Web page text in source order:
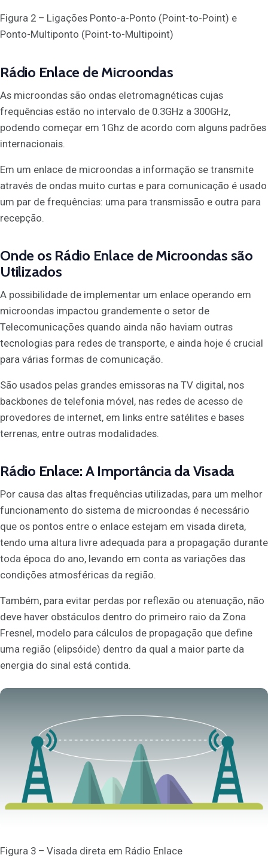
Figura 2 – Ligações Ponto-a-Ponto (Point-to-Point) e
Ponto-Multiponto (Point-to-Multipoint)
Rádio Enlace de Microondas
As microondas são ondas eletromagnéticas cujas
frequências estão no intervalo de 0.3GHz a 300GHz,
podendo começar em 1Ghz de acordo com alguns padrões
internacionais.
Em um enlace de microondas a informação se transmite
através de ondas muito curtas e para comunicação é usado
um par de frequências: uma para transmissão e outra para
recepção.
Onde os Rádio Enlace de Microondas são
Utilizados
A possibilidade de implementar um enlace operando em
microondas impactou grandemente o setor de
Telecomunicações quando ainda não haviam outras
tecnologias para redes de transporte, e ainda hoje é crucial
para várias formas de comunicação.
São usados pelas grandes emissoras na TV digital, nos
backbones de telefonia móvel, nas redes de acesso de
provedores de internet, em links entre satélites e bases
terrenas, entre outras modalidades.
Rádio Enlace: A Importância da Visada
Por causa das altas frequências utilizadas, para um melhor
funcionamento do sistema de microondas é necessário
que os pontos entre o enlace estejam em visada direta,
tendo uma altura livre adequada para a propagação durante
toda época do ano, levando em conta as variações das
condições atmosféricas da região.
Também, para evitar perdas por reflexão ou atenuação, não
deve haver obstáculos dentro do primeiro raio da Zona
Fresnel, modelo para cálculos de propagação que define
uma região (elipsóide) dentro da qual a maior parte da
energia do sinal está contida.
Figura 3 – Visada direta em Rádio Enlace